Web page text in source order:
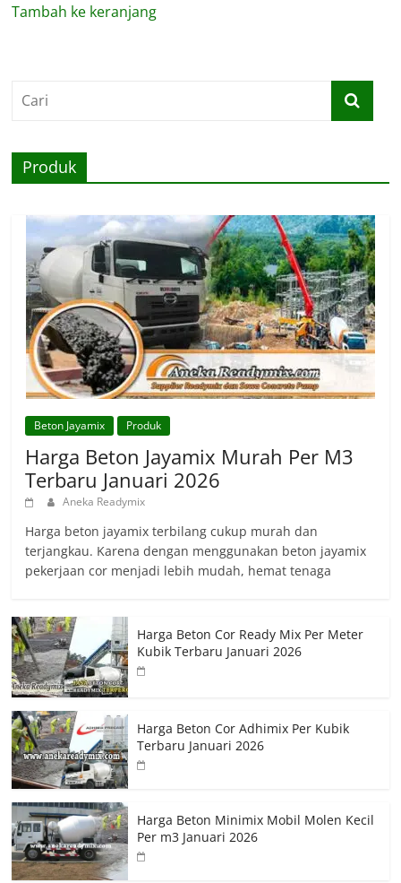
Tambah ke keranjang
Produk
Beton Jayamix Produk
Harga Beton Jayamix Murah Per M3
Terbaru Januari 2026
Aneka Readymix
Harga beton jayamix terbilang cukup murah dan
terjangkau. Karena dengan menggunakan beton jayamix
pekerjaan cor menjadi lebih mudah, hemat tenaga
Harga Beton Cor Ready Mix Per Meter
Kubik Terbaru Januari 2026
Harga Beton Cor Adhimix Per Kubik
Terbaru Januari 2026
Harga Beton Minimix Mobil Molen Kecil
Per m3 Januari 2026